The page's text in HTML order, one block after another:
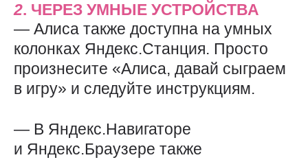
2. ЧЕРЕЗ УМНЫЕ УСТРОЙСТВА
— Алиса также доступна на умных
колонках Яндекс.Станция. Просто
произнесите «Алиса, давай сыграем
в игру» и следуйте инструкциям.
— В Яндекс.Навигаторе
и Яндекс.Браузере также